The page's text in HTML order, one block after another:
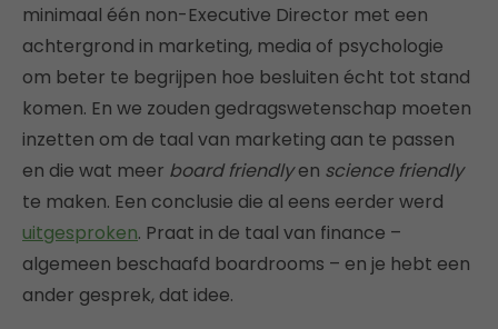
minimaal één non-Executive Director met een
achtergrond in marketing, media of psychologie
om beter te begrijpen hoe besluiten écht tot stand
komen. En we zouden gedragswetenschap moeten
inzetten om de taal van marketing aan te passen
en die wat meer board friendlyen science friendly
te maken. Een conclusie die al eens eerder werd
uitgesproken. Praat in de taal van finance –
algemeen beschaafd boardrooms – en je hebt een
ander gesprek, dat idee.